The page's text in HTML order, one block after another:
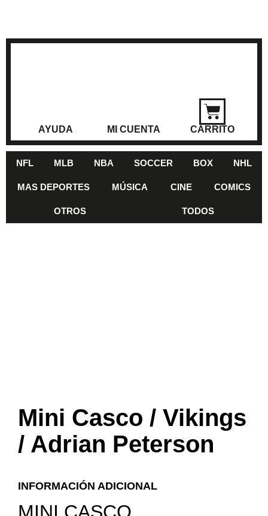
AYUDA MI CUENTA CARRITO
NFL MLB NBA SOCCER BOX NHL
MAS DEPORTES MÚSICA CINE COMICS
OTROS TODOS
Mini Casco / Vikings
/ Adrian Peterson
INFORMACIÓN ADICIONAL